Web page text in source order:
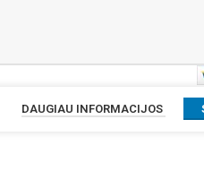
DAUGIAU INFORMACIJOS